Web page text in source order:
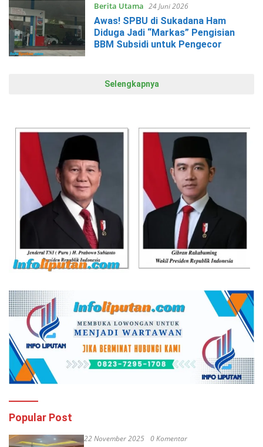
Berita Utama 24 Juni 2026
Awas! SPBU di Sukadana Ham
Diduga Jadi “Markas” Pengisian
BBM Subsidi untuk Pengecor
Selengkapnya
Popular Post
22 November 2025 0 Komentar